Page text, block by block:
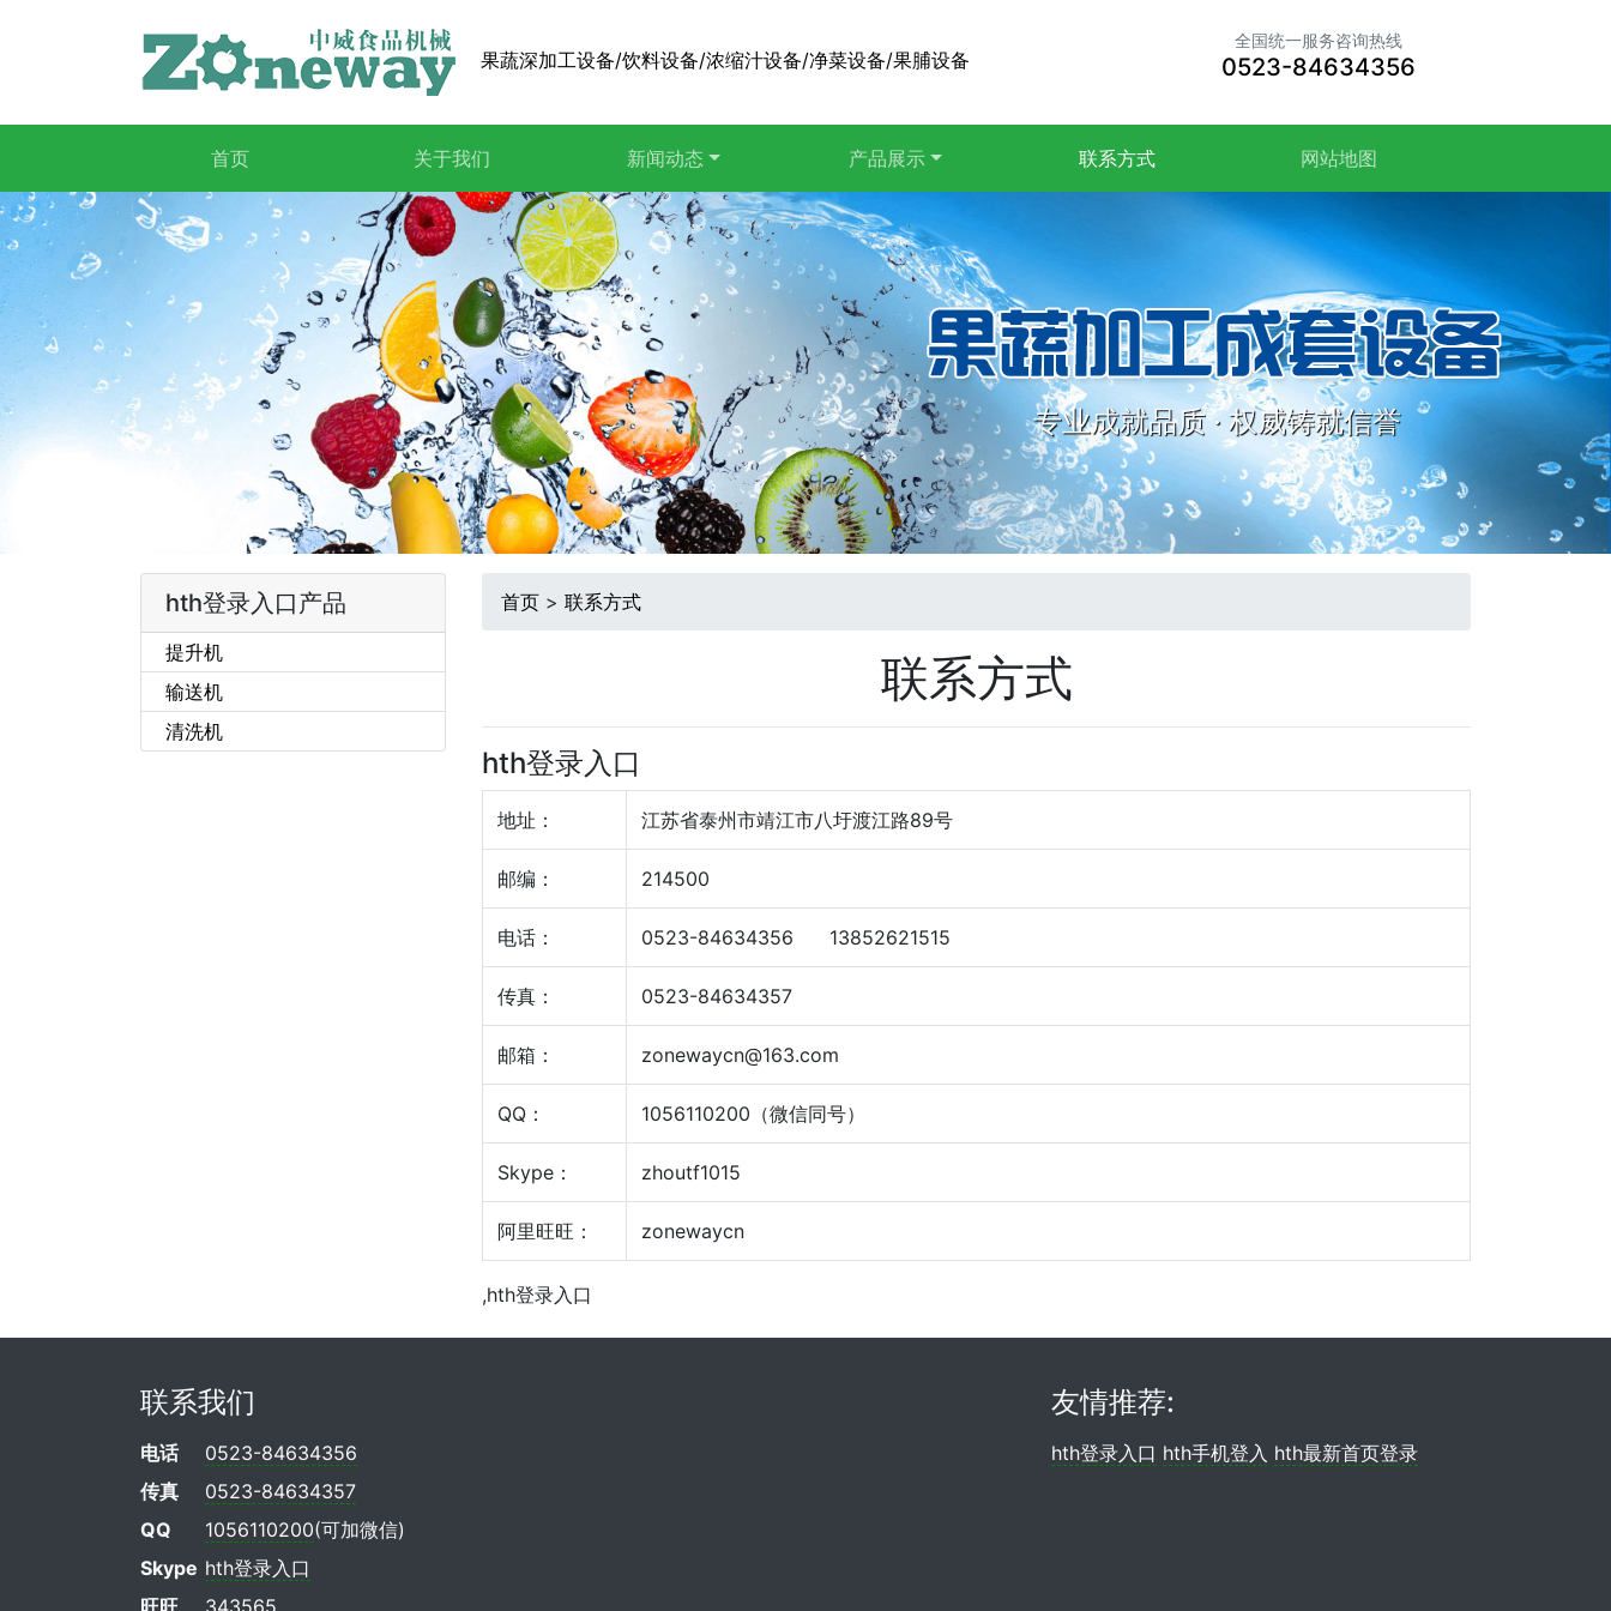
果蔬深加工设备/饮料设备/浓缩汁设备/净菜设备/果脯设备
全国统一服务咨询热线
0523-84634356
首页 关于我们 新闻动态 产品展示 联系方式 网站地图
专业成就品质 · 权威铸就信誉
hth登录入口产品
提升机
输送机
清洗机
首页 > 联系方式
联系方式
hth登录入口
地址： 江苏省泰州市靖江市八圩渡江路89号
邮编： 214500
电话： 0523-84634356 13852621515
传真： 0523-84634357
邮箱： zonewaycn@163.com
QQ： 1056110200（微信同号）
Skype： zhoutf1015
阿里旺旺： zonewaycn
,hth登录入口
联系我们
电话
0523-84634356
传真
0523-84634357
QQ
1056110200(可加微信)
Skype hth登录入口
旺旺
343565
友情推荐:
hth登录入口 hth手机登入 hth最新首页登录